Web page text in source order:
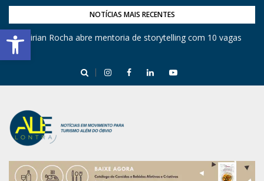
Barra de Ferramentas Aberta
NOTÍCIAS MAIS RECENTES
Mirian Rocha abre mentoria de storytelling com 10 vagas